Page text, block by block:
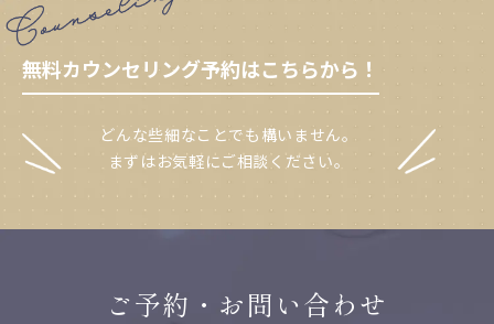
無料カウンセリング予約はこちらから！
どんな些細なことでも構いません。
まずはお気軽にご相談ください。
ご予約・お問い合わせ